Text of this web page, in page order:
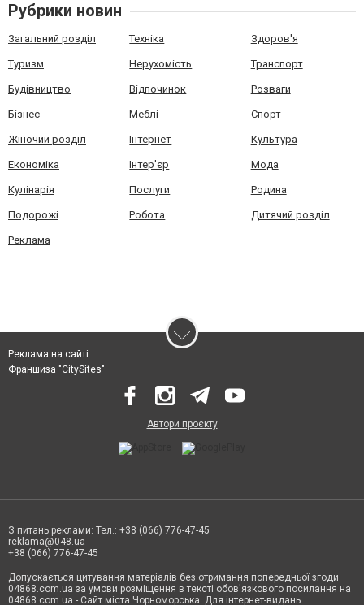
Рубрики новин
Загальний розділ Техніка Здоров'я
Туризм Нерухомість Транспорт
Будівництво Відпочинок Розваги
Бізнес Меблі Спорт
Жіночий розділ Інтернет Культура
Економіка Інтер'єр Мода
Кулінарія Послуги Родина
Подорожі Робота Дитячий розділ
Реклама
Реклама на сайті
Франшиза "CitySites"
Автори проєкту
З питань реклами: Тел.: +38 (066) 776-47-45
reklama@048.ua
+38 (066) 776-47-45
Допускається цитування матеріалів без отримання попередньої згоди
04868.com.ua за умови розміщення в тексті обов'язкового посилання на
04868.com.ua - Сайт міста Чорноморська. Для інтернет-видань